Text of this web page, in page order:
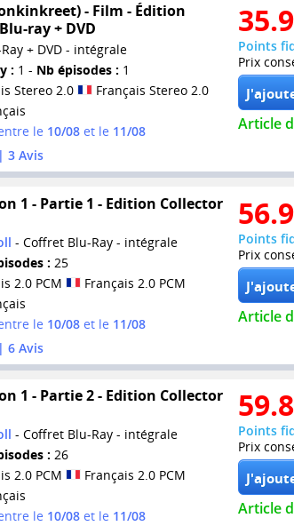
- Film - Édition
ray + DVD
+ DVD - intégrale
: 1 - Nb épisodes : 1
Stereo 2.0
Français Stereo 2.0
le 10/08et le 11/08
3Avis
Points
Prix
Article
1 - Partie 1 - Edition Collector
- Coffret Blu-Ray - intégrale
: 25
2.0 PCM
Français 2.0 PCM
le 10/08et le 11/08
6Avis
Points
Prix
Article
1 - Partie 2 - Edition Collector
- Coffret Blu-Ray - intégrale
: 26
2.0 PCM
Français 2.0 PCM
le 10/08et le 11/08
Points
Prix
Article